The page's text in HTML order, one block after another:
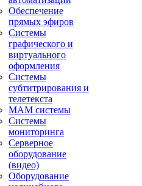
Обеспечение
прямых эфиров
Системы
графического и
виртуального
оформления
Системы
субтитрирования и
телетекста
MAM системы
Системы
мониторинга
Серверное
оборудование
(видео)
Оборудование